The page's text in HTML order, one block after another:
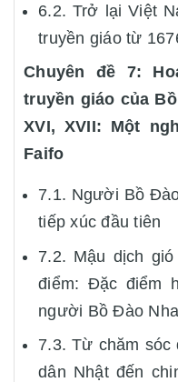
6.2. Trở lại Việt
truyền giáo từ
Chuyên đề 7:
truyền giáo của
XVI, XVII: Một
Faifo
7.1. Người Bồ
tiếp xúc đầu tiên
7.2. Mậu dịch
điểm: Đặc điểm
người Bồ Đào
7.3. Từ chăm sóc
dân Nhật đến